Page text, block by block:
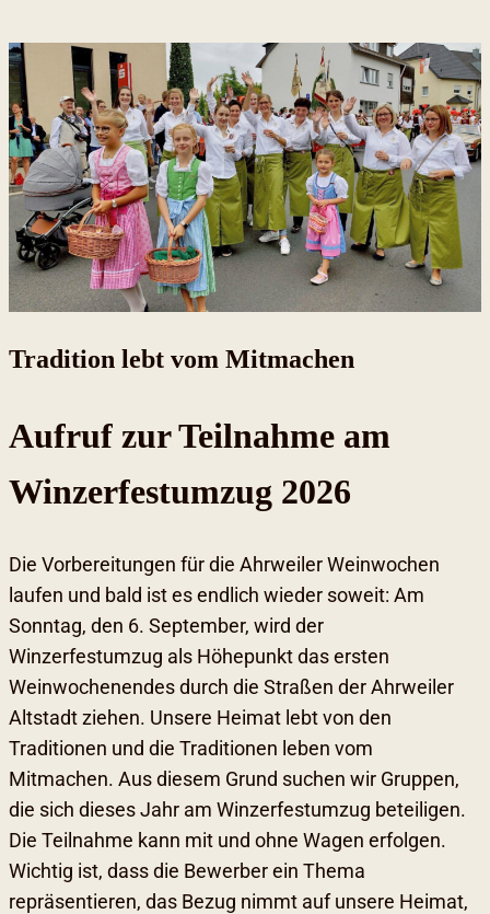
Tradition lebt vom Mitmachen
Aufruf zur Teilnahme am
Winzerfestumzug 2026
Die Vorbereitungen für die Ahrweiler Weinwochen
laufen und bald ist es endlich wieder soweit: Am
Sonntag, den 6. September, wird der
Winzerfestumzug als Höhepunkt das ersten
Weinwochenendes durch die Straßen der Ahrweiler
Altstadt ziehen. Unsere Heimat lebt von den
Traditionen und die Traditionen leben vom
Mitmachen. Aus diesem Grund suchen wir Gruppen,
die sich dieses Jahr am Winzerfestumzug beteiligen.
Die Teilnahme kann mit und ohne Wagen erfolgen.
Wichtig ist, dass die Bewerber ein Thema
repräsentieren, das Bezug nimmt auf unsere Heimat,